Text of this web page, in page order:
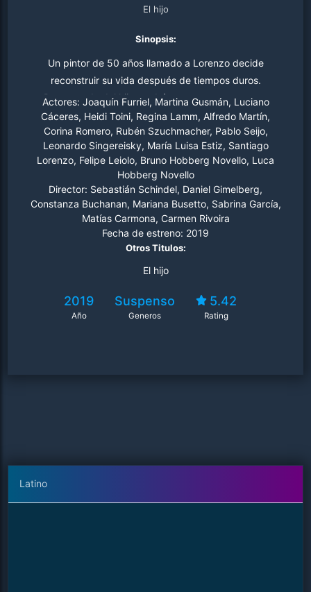
El hijo
Sinopsis:
Un pintor de 50 años llamado a Lorenzo decide
reconstruir su vida después de tiempos duros.
Preocupado del hijo tendrá con su nueva esposa,
durante el embarazo, comienza a tener cierto
comportamiento obsesivo y malévolo, que hace la
relación entre ellos ambos tensa. Con el nacimiento del
bebé, la relación alcanza nuevos niveles de la hostilidad
peligrosa y ciertos comportamientos malsanos que
hacen a la pareja una situación muy inestable, de la cual
no podría haber vuelta.
Actores: Joaquín Furriel, Martina Gusmán, Luciano
Cáceres, Heidi Toini, Regina Lamm, Alfredo Martín,
Corina Romero, Rubén Szuchmacher, Pablo Seijo,
Leonardo Singereisky, María Luisa Estiz, Santiago
Lorenzo, Felipe Leiolo, Bruno Hobberg Novello, Luca
Hobberg Novello
Director: Sebastián Schindel, Daniel Gimelberg,
Constanza Buchanan, Mariana Busetto, Sabrina García,
Matías Carmona, Carmen Rivoira
Fecha de estreno: 2019
Otros Titulos:
El hijo
2019
Año
Suspenso
Generos
5.42
Rating
Latino